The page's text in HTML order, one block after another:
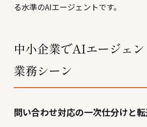
る水準のAIエージェントです。
中小企業でAIエージェン
業務シーン
問い合わせ対応の一次仕分けと